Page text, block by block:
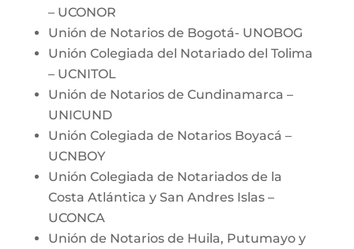
– UCONOR
Unión de Notarios de Bogotá- UNOBOG
Unión Colegiada del Notariado del Tolima
– UCNITOL
Unión de Notarios de Cundinamarca –
UNICUND
Unión Colegiada de Notarios Boyacá –
UCNBOY
Unión Colegiada de Notariados de la
Costa Atlántica y San Andres Islas –
UCONCA
Unión de Notarios de Huila, Putumayo y